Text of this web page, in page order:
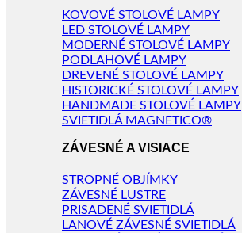
KOVOVÉ STOLOVÉ LAMPY
LED STOLOVÉ LAMPY
MODERNÉ STOLOVÉ LAMPY
PODLAHOVÉ LAMPY
DREVENÉ STOLOVÉ LAMPY
HISTORICKÉ STOLOVÉ LAMPY
HANDMADE STOLOVÉ LAMPY
SVIETIDLÁ MAGNETICO®
ZÁVESNÉ A VISIACE
STROPNÉ OBJÍMKY
ZÁVESNÉ LUSTRE
PRISADENÉ SVIETIDLÁ
LANOVÉ ZÁVESNÉ SVIETIDLÁ